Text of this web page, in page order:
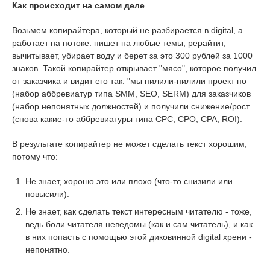
Как происходит на самом деле
Возьмем копирайтера, который не разбирается в digital, а
работает на потоке: пишет на любые темы, рерайтит,
вычитывает, убирает воду и берет за это 300 рублей за 1000
знаков. Такой копирайтер открывает "мясо", которое получил
от заказчика и видит его так: "мы пилили-пилили проект по
(набор аббревиатур типа SMM, SEO, SERM) для заказчиков
(набор непонятных должностей) и получили снижение/рост
(снова какие-то аббревиатуры типа CPC, CPO, CPA, ROI).
В результате копирайтер не может сделать текст хорошим,
потому что:
Не знает, хорошо это или плохо (что-то снизили или
повысили).
Не знает, как сделать текст интересным читателю - тоже,
ведь боли читателя неведомы (как и сам читатель), и как
в них попасть с помощью этой диковинной digital хрени -
непонятно.